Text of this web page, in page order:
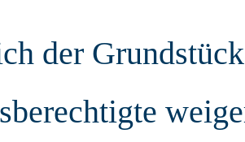
der